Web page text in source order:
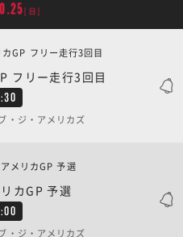
[日]
フリー走行3回目
フリー走行3回目
・ジ・アメリカズ
カGP 予選
リカGP 予選
・ジ・アメリカズ